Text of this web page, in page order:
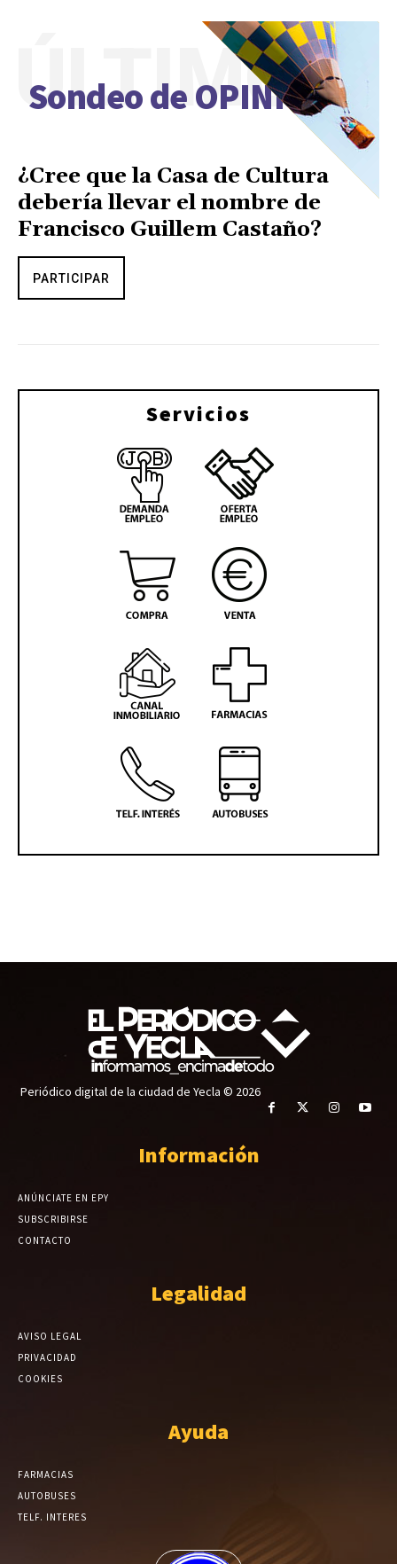
Sondeo de OPINIÓN
ÚLTIMO
¿Cree que la Casa de Cultura
debería llevar el nombre de
Francisco Guillem Castaño?
PARTICIPAR
Servicios
Periódico digital de la ciudad de Yecla © 2026
Información
ANÚNCIATE EN EPY
SUBSCRIBIRSE
CONTACTO
Legalidad
AVISO LEGAL
PRIVACIDAD
COOKIES
Ayuda
FARMACIAS
AUTOBUSES
TELF. INTERES